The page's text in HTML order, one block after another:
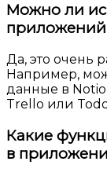
Можно ли
Да, это очень
Например,
данные в
Trello или
Какие
в